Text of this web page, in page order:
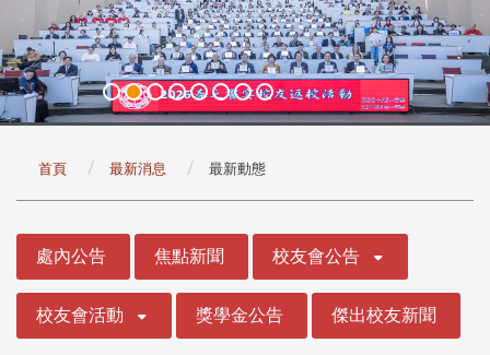
首頁 最新消息 最新動態
處內公告 焦點新聞 校友會公告
校友會活動 獎學金公告 傑出校友新聞